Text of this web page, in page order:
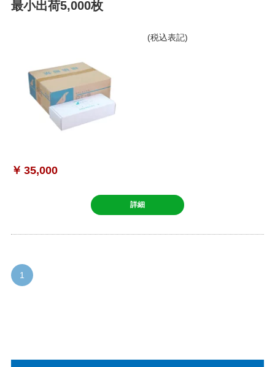
最小出荷5,000枚
(税込表記)
￥ 35,000
詳細
1